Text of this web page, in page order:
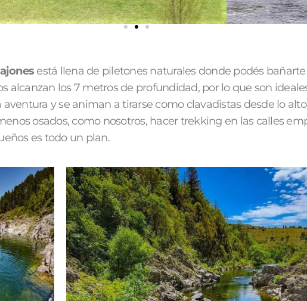
está llena de piletones naturales donde podés
alcanzan los 7 metros de profundidad, por lo que son
y se animan a tirarse como clavadistas desde lo
osados, como nosotros, hacer trekking en las calles
es todo un plan.